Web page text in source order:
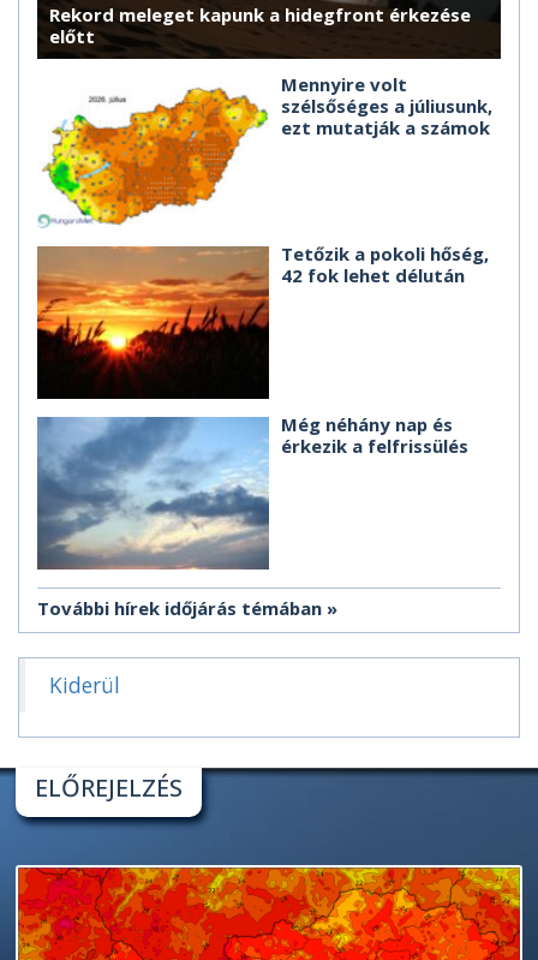
Rekord meleget kapunk a hidegfront érkezése
előtt
Mennyire volt
szélsőséges a júliusunk,
ezt mutatják a számok
Tetőzik a pokoli hőség,
42 fok lehet délután
Még néhány nap és
érkezik a felfrissülés
További hírek időjárás témában
Kiderül
ELŐREJELZÉS